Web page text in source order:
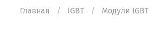
Главная IGBT Модули IGBT